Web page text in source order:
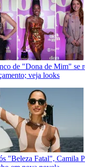
de "Dona de Mim" se
veja looks
"Beleza Fatal", Camila